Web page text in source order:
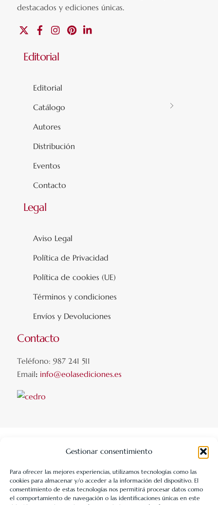
Gestionar consentimiento
Para ofrecer las mejores experiencias, utilizamos tecnologías como las
cookies para almacenar y/o acceder a la información del dispositivo. El
consentimiento de estas tecnologías nos permitirá procesar datos como
el comportamiento de navegación o las identificaciones únicas en este
destacados y ediciones únicas.
FacebookInstagramPinterest
Editorial
Editorial
Catálogo
Autores
Distribución
Eventos
Contacto
Legal
Aviso Legal
Política de Privacidad
Política de cookies (UE)
Términos y condiciones
Envíos y Devoluciones
Contacto
Teléfono: 987 241 511
Email: info@eolasediciones.es
LIBRERÍA UNIVERSITARIA LEÓN 1980 SLL ha sido beneficiaria
de Fondos Europeos, cuyo objetivo es la mejora de la